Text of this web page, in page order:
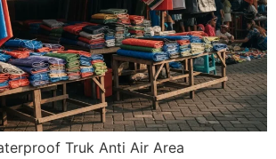
Truk Anti Air Area